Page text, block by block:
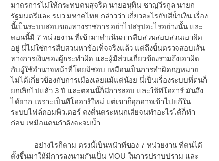
มาตรการไม่ให้กระทบคนสุจริต นายอนุทิน ชาญวีรกูล นายก
รัฐมนตรีและ รมว.มหาดไทย กล่าวว่า เกี่ยวอะไรกับสีน้ำเงิน เรื่อง
นี้เป็นระบบสอบของทางราชการ อย่าไปสรุปอะไรอย่างนั้น และ
ตอนนี้มี 7 หน่วยงาน ที่เข้ามาดำเนินการสืบสวนสอบสวนเอาผิด
อยู่ นี่ไม่ใช่การสืบสวนหาข้อเท็จจริงแล้ว แต่ถึงขั้นตรวจสอบเส้น
ทางการเงินของผู้กระทำผิด และผู้มีส่วนเกี่ยวข้องรวมถึงเอาผิด
กับผู้ใช้อำนาจหน้าที่โดยมิชอบ เหมือนเป็นการทำผิดกฎหมาย
ไม่ได้เกี่ยวข้องกับการเมืองเลยแม้แต่น้อย นี่เป็นเรื่องระบบที่ตนก็
ยกเลิกไปแล้ว 3 ปี และตอนนี้ก็มีการสอบ และใช้ทีโออาร์ มันถึง
ได้ยาก เพราะเป็นทีโออาร์ใหม่ แต่เขาก็อุกอาจเข้าไปแก้ใน
ระบบไฟล์คอมพิวเตอร์ คงตื่นตระหนกเสียจนทำอะไรได้ก็ทำ
ก่อน เหมือนคนกำลังจะจมน้ำ
อย่างไรก็ตาม ตรงนี้เป็นหน้าที่ของ 7 หน่วยงาน ที่ตนได้
ตั้งขึ้นมาให้มีการลงนามกันเป็น MOU ในการปราบปราม และ